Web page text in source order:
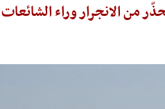
من الانجرار وراء